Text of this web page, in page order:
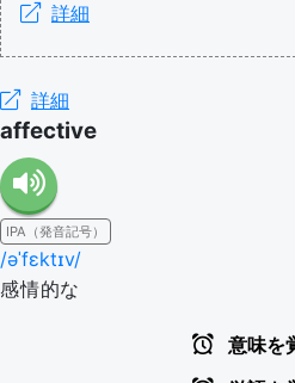
詳細
詳細
affective
IPA（発音記号）
/əˈfɛktɪv/
感情的な
意味を